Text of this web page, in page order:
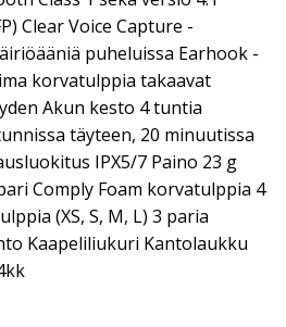
Clear Voice Capture -
puheluissa Earhook -
korvatulppia takaavat
Akun kesto 4 tuntia
täyteen, 20 minuutissa
IPX5/7 Paino 23 g
Comply Foam korvatulppia 4
(XS, S, M, L) 3 paria
Kaapeliliukuri Kantolaukku